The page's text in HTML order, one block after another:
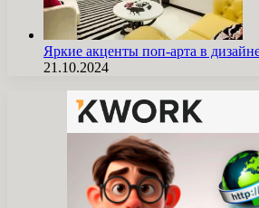
Яркие акценты поп-арта в
21.10.2024